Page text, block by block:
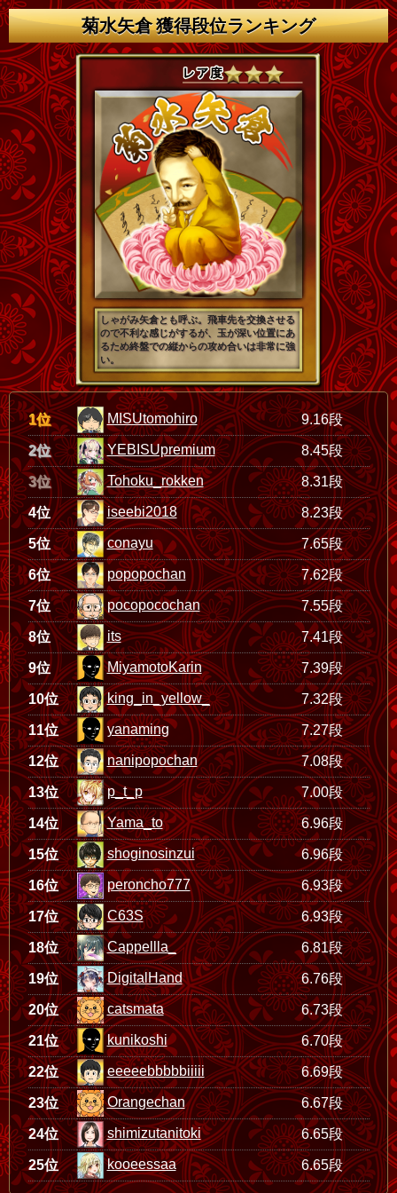
菊水矢倉 獲得段位ランキング
しゃがみ矢倉とも呼ぶ。飛車先を交換させる
ので不利な感じがするが、玉が深い位置にあ
るため終盤での縦からの攻め合いは非常に強
い。
1位 MISUtomohiro 9.16段
2位 YEBISUpremium 8.45段
3位 Tohoku_rokken 8.31段
4位 iseebi2018 8.23段
5位 conayu 7.65段
6位 popopochan 7.62段
7位 pocopocochan 7.55段
8位 its 7.41段
9位 MiyamotoKarin 7.39段
10位 king_in_yellow_ 7.32段
11位 yanaming 7.27段
12位 nanipopochan 7.08段
13位 p_t_p 7.00段
14位 Yama_to 6.96段
15位 shoginosinzui 6.96段
16位 peroncho777 6.93段
17位 C63S 6.93段
18位 Cappellla_ 6.81段
19位 DigitalHand 6.76段
20位 catsmata 6.73段
21位 kunikoshi 6.70段
22位 eeeeebbbbbiiiii 6.69段
23位 Orangechan 6.67段
24位 shimizutanitoki 6.65段
25位 kooeessaa 6.65段